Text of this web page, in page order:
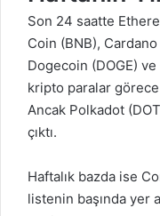
Son 24 saatte
Coin (BNB),
Dogecoin (DOGE)
kripto paralar
Ancak Polkadot
çıktı.
Haftalık bazda ise
listenin başında yer